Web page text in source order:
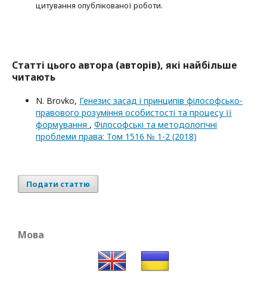
цитування опублікованої роботи.
Статті цього автора (авторів), які найбільше
читають
N. Brovko, Генезис засад і принципів філософсько-
правового розуміння особистості та процесу її
формування , Філософські та методологічні
проблеми права: Том 1516 № 1-2 (2018)
Подати статтю
Мова